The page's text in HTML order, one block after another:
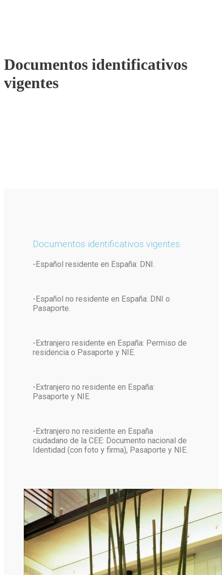
Documentos identificativos
vigentes
Documentos identificativos vigentes.
-Español residente en España: DNI.
-Español no residente en España: DNI o
Pasaporte.
-Extranjero residente en España: Permiso de
residencia o Pasaporte y NIE.
-Extranjero no residente en España:
Pasaporte y NIE.
-Extranjero no residente en España
ciudadano de la CEE: Documento nacional de
Identidad (con foto y firma), Pasaporte y NIE.